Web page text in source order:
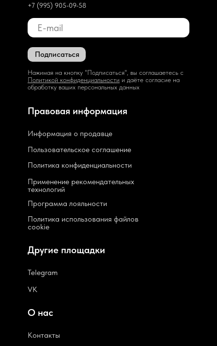
Подписаться
Нажимая на кнопку "Подписаться", вы соглашаетесь с
Политикой конфиденциальности и даёте согласие на
обработку ваших персональных данных
Пользовательское соглашение
Политика конфиденциальности
Программа лояльности
Политика использования файлов
cookie
Применение рекомендательных
технологий
Информация о продавце
Контакты
Telegram
VK
Правовая информация
О нас
Другие площадки
+7 (995) 905-09-58